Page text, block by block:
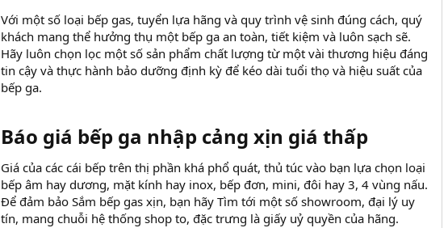
Với một số loại bếp gas, tuyển lựa hãng và quy trình vệ sinh đúng cách, quý
khách mang thể hưởng thụ một bếp ga an toàn, tiết kiệm và luôn sạch sẽ.
Hãy luôn chọn lọc một số sản phẩm chất lượng từ một vài thương hiệu đáng
tin cậy và thực hành bảo dưỡng định kỳ để kéo dài tuổi thọ và hiệu suất của
bếp ga.
Báo giá bếp ga nhập cảng xịn giá thấp
Giá của các cái bếp trên thị phần khá phổ quát, thủ túc vào bạn lựa chọn loại
bếp âm hay dương, mặt kính hay inox, bếp đơn, mini, đôi hay 3, 4 vùng nấu.
Để đảm bảo Sắm bếp gas xịn, bạn hãy Tìm tới một số showroom, đại lý uy
tín, mang chuỗi hệ thống shop to, đặc trưng là giấy uỷ quyền của hãng.